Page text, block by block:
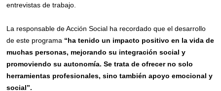
entrevistas de trabajo.
La responsable de Acción Social ha recordado que el desarrollo
de este programa “ha tenido un impacto positivo en la vida de
muchas personas, mejorando su integración social y
promoviendo su autonomía. Se trata de ofrecer no solo
herramientas profesionales, sino también apoyo emocional y
social”.